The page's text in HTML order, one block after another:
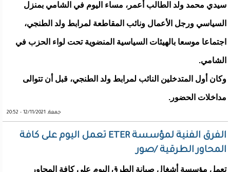
سيدي محمد ولد الطالب أعمر، مساء اليوم في الشامي بمنزل
السياسي ورجل الأعمال ونائب المقاطعة لمرابط ولد الطنجي،
اجتماعا موسعا بالهيئات السياسية المنضوية تحت لواء الحزب في
الشامي.
وكان أول المتدخلين النائب لمرابط ولد الطنجي، قبل أن تتوالى
مداخلات الحضور.
جمعة, 12/11/2021 - 20:52
الفرق الفنية لمؤسسة ETER تعمل اليوم على كافة
المحاور الطرقية /صور
تعمل مؤسسة أشغال صيانة الطرق اليوم على كافة المحاور